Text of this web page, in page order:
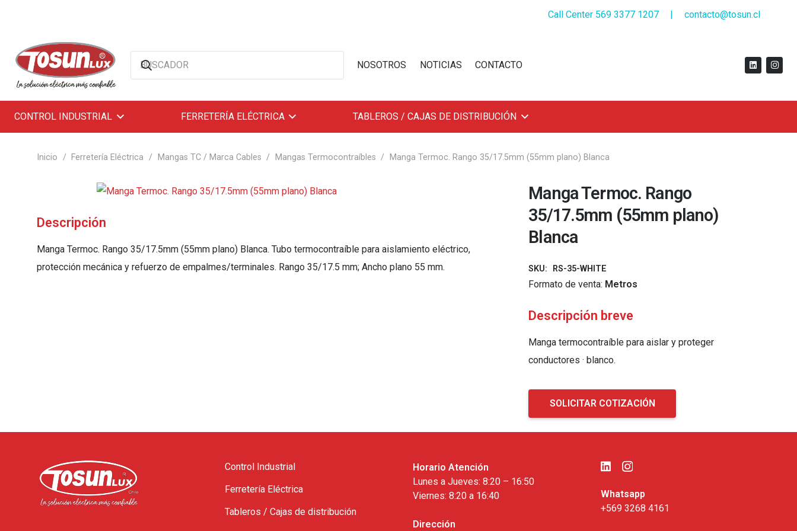
Call Center 569 3377 1207 | contacto@tosun.cl
NOSOTROS NOTICIAS CONTACTO
CONTROL INDUSTRIAL FERRETERÍA ELÉCTRICA TABLEROS / CAJAS DE DISTRIBUCIÓN
Inicio / Ferretería Eléctrica / Mangas TC / Marca Cables / Mangas Termocontraíbles / Manga Termoc. Rango 35/17.5mm (55mm plano) Blanca
Descripción
Manga Termoc. Rango 35/17.5mm (55mm plano) Blanca. Tubo termocontraíble para aislamiento eléctrico,
protección mecánica y refuerzo de empalmes/terminales. Rango 35/17.5 mm; Ancho plano 55 mm.
Manga Termoc. Rango
35/17.5mm (55mm plano)
Blanca
SKU: RS-35-WHITE
Formato de venta: Metros
Descripción breve
Manga termocontraíble para aislar y proteger
conductores · blanco.
SOLICITAR COTIZACIÓN
Control Industrial
Ferretería Eléctrica
Tableros / Cajas de distribución
Horario Atención
Lunes a Jueves: 8:20 – 16:50
Viernes: 8:20 a 16:40
Dirección
Whatsapp
+569 3268 4161